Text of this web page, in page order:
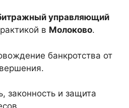
управляющий
в Молоково.
банкротства от
законность и защита